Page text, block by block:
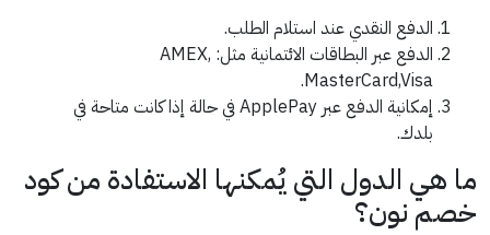
الدفع النقدي عند استلام الطلب.
الدفع عبر البطاقات الائتمانية مثل: AMEX,
MasterCard,Visa.
إمكانية الدفع عبر ApplePay في حالة إذا كانت متاحة في
بلدك.
ما هي الدول التي يُمكنها الاستفادة من كود
خصم نون؟